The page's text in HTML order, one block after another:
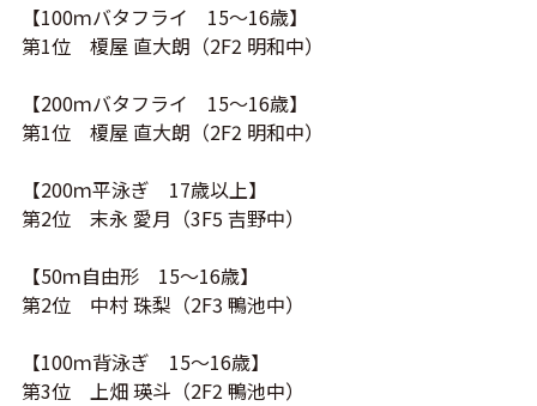
【100ｍバタフライ 15～16歳】
第1位 榎屋 直大朗（2F2 明和中）
【200ｍバタフライ 15～16歳】
第1位 榎屋 直大朗（2F2 明和中）
【200ｍ平泳ぎ 17歳以上】
第2位 末永 愛月（3F5 吉野中）
【50ｍ自由形 15～16歳】
第2位 中村 珠梨（2F3 鴨池中）
【100ｍ背泳ぎ 15～16歳】
第3位 上畑 瑛斗（2F2 鴨池中）